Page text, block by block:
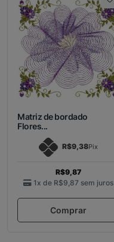
Matriz de bordado
Flores...
R$9,38Pix
R$9,87
1x de R$9,87 sem juros
Comprar